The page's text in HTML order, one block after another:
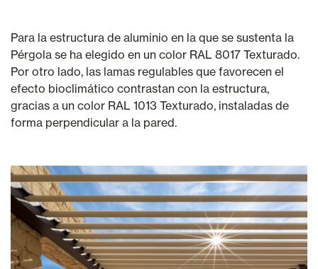
Para la estructura de aluminio en la que se sustenta la
Pérgola se ha elegido en un color RAL 8017 Texturado.
Por otro lado, las lamas regulables que favorecen el
efecto bioclimático contrastan con la estructura,
gracias a un color RAL 1013 Texturado, instaladas de
forma perpendicular a la pared.